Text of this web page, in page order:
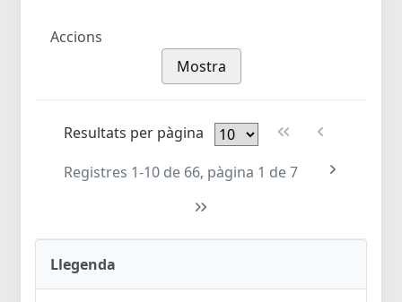
Accions
Mostra
Resultats per pàgina
Registres 1-10 de 66, pàgina 1 de 7
Llegenda